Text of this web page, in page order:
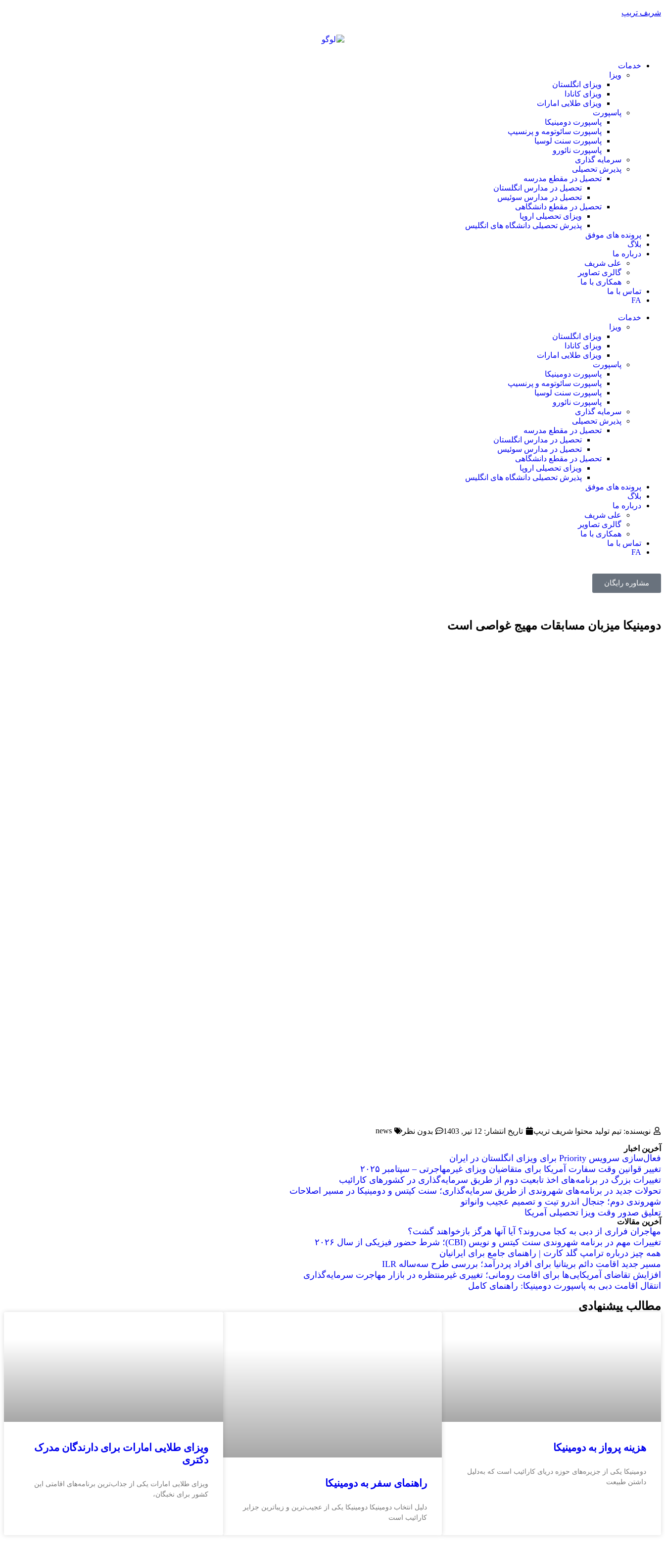
شریف تریپ
خدمات
ویزا
ویزای انگلستان
ویزای کانادا
ویزای طلایی امارات
پاسپورت
پاسپورت دومینیکا
پاسپورت سائوتومه و پرنسیپ
پاسپورت سنت لوسیا
پاسپورت نائورو
سرمایه گذاری
پذیرش تحصیلی
تحصیل در مقطع مدرسه
تحصیل در مدارس انگلستان
تحصیل در مدارس سوئیس
تحصیل در مقطع دانشگاهی
ویزای تحصیلی اروپا
پذیرش تحصیلی دانشگاه های انگلیس
پرونده های موفق
بلاگ
درباره ما
علی شریف
گالری تصاویر
همکاری با ما
تماس با ما
FA
خدمات
ویزا
ویزای انگلستان
ویزای کانادا
ویزای طلایی امارات
پاسپورت
پاسپورت دومینیکا
پاسپورت سائوتومه و پرنسیپ
پاسپورت سنت لوسیا
پاسپورت نائورو
سرمایه گذاری
پذیرش تحصیلی
تحصیل در مقطع مدرسه
تحصیل در مدارس انگلستان
تحصیل در مدارس سوئیس
تحصیل در مقطع دانشگاهی
ویزای تحصیلی اروپا
پذیرش تحصیلی دانشگاه های انگلیس
پرونده های موفق
بلاگ
درباره ما
علی شریف
گالری تصاویر
همکاری با ما
تماس با ما
FA
مشاوره رایگان
دومینیکا میزبان مسابقات مهیج غواصی است
نویسنده: تیم تولید محتوا شریف تریپ تاریخ انتشار: 12 تیر, 1403 بدون نظر news
آخرین اخبار
فعال‌سازی سرویس Priority برای ویزای انگلستان در ایران
تغییر قوانین وقت سفارت آمریکا برای متقاضیان ویزای غیرمهاجرتی – سپتامبر ۲۰۲۵
تغییرات بزرگ در برنامه‌های اخذ تابعیت دوم از طریق سرمایه‌گذاری در کشورهای کارائیب
تحولات جدید در برنامه‌های شهروندی از طریق سرمایه‌گذاری؛ سنت کیتس و دومینیکا در مسیر اصلاحات
شهروندی دوم؛ جنجال اندرو تیت و تصمیم عجیب وانواتو
تعلیق صدور وقت ویزا تحصیلی آمریکا
آخرین مقالات
مهاجران فراری از دبی به کجا می‌روند؟ آیا آنها هرگز بازخواهند گشت؟
تغییرات مهم در برنامه شهروندی سنت کیتس و نویس (CBI)؛ شرط حضور فیزیکی از سال ۲۰۲۶
همه چیز درباره ترامپ گلد کارت | راهنمای جامع برای ایرانیان
مسیر جدید اقامت دائم بریتانیا برای افراد پردرآمد؛ بررسی طرح سه‌ساله ILR
افزایش تقاضای آمریکایی‌ها برای اقامت رومانی؛ تغییری غیرمنتظره در بازار مهاجرت سرمایه‌گذاری
انتقال اقامت دبی به پاسپورت دومینیکا: راهنمای کامل
مطالب پیشنهادی
هزینه پرواز به دومینیکا
دومینیکا یکی از جزیره‌های حوزه دریای کارائیب است که به‌دلیل
داشتن طبیعت
راهنمای سفر به دومینیکا
دلیل انتخاب دومینیکا دومینیکا یکی از عجیب‌ترین و زیباترین جزایر
کارائیب است
ویزای طلایی امارات برای دارندگان مدرک
دکتری
ویزای طلایی امارات یکی از جذاب‌ترین برنامه‌های اقامتی این
کشور برای نخبگان،